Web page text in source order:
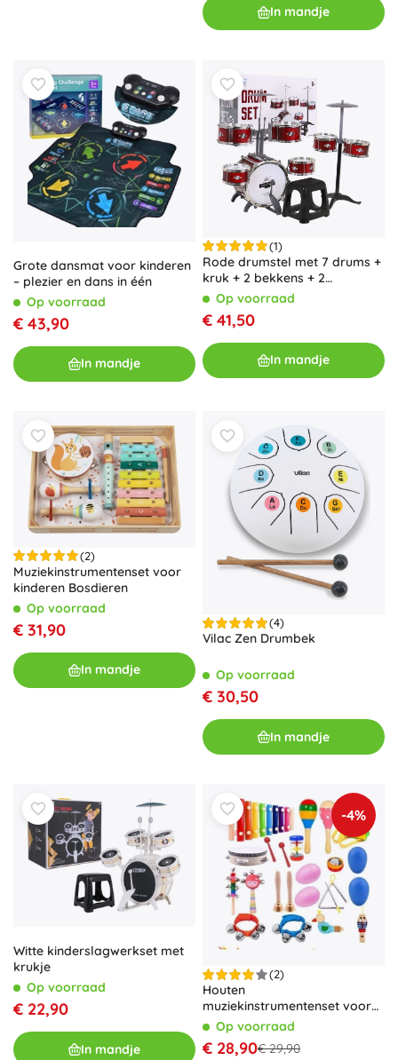
In mandje
Grote dansmat voor kinderen
– plezier en dans in één
Op voorraad
€ 43,90
In mandje
(1)
Rode drumstel met 7 drums +
kruk + 2 bekkens + 2
drumstokken - 12 onderdelen
Op voorraad
€ 41,50
In mandje
(2)
Muziekinstrumentenset voor
kinderen Bosdieren
Op voorraad
€ 31,90
In mandje
(4)
Vilac Zen Drumbek
Op voorraad
€ 30,50
In mandje
Witte kinderslagwerkset met
krukje
Op voorraad
€ 22,90
In mandje
-4%
(2)
Houten
muziekinstrumentenset voor
kinderen met rugzak, 22 stuks
Op voorraad
€ 28,90€ 29,90